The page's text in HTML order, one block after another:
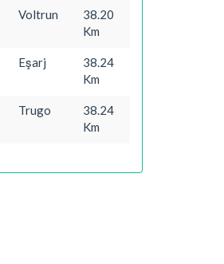
Voltrun
38.20
Km
Eşarj
38.24
Km
Trugo
38.24
Km